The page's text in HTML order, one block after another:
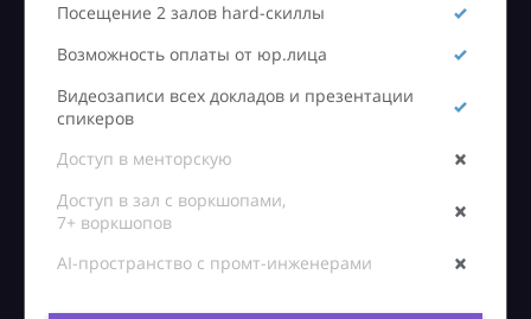
Посещение 2 залов hard-скиллы
Возможность оплаты от юр.лица
Видеозаписи всех докладов и презентации
спикеров
Доступ в менторскую
Доступ в зал с воркшопами,
7+ воркшопов
AI-пространство с промт-инженерами